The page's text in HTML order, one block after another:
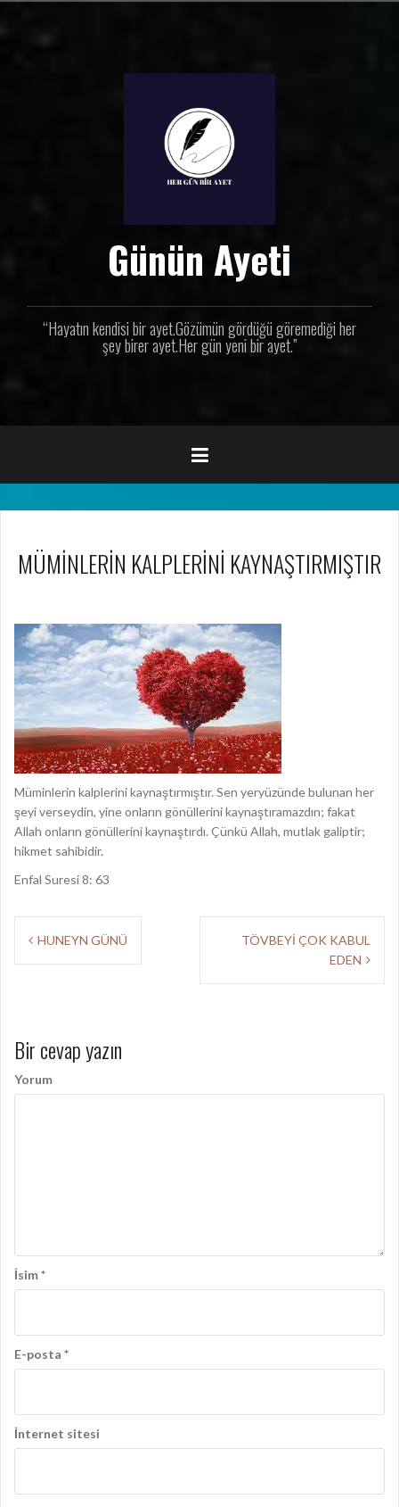
Günün Ayeti
“Hayatın kendisi bir ayet.Gözümün gördüğü göremediği her
şey birer ayet.Her gün yeni bir ayet.”
MÜMİNLERİN KALPLERİNİ KAYNAŞTIRMIŞTIR
Müminlerin kalplerini kaynaştırmıştır. Sen yeryüzünde bulunan her
şeyi verseydin, yine onların gönüllerini kaynaştıramazdın; fakat
Allah onların gönüllerini kaynaştırdı. Çünkü Allah, mutlak galiptir;
hikmet sahibidir.
Enfal Suresi 8: 63
ı
d
o
ı
HUNEYN GÜNÜ
TÖVBEYİ ÇOK KABUL
EDEN
Bir cevap yazın
Yorum
İsim*
E-posta *
İnternet sitesi